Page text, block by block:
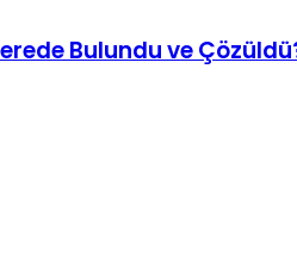
Bulundu ve